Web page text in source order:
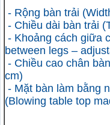
- Rộng bàn trải
- Chiều dài bàn trải
- Khoảng cách giữa
between legs –
- Chiều cao chân
cm)
- Mặt bàn làm bằng
(Blowing table top